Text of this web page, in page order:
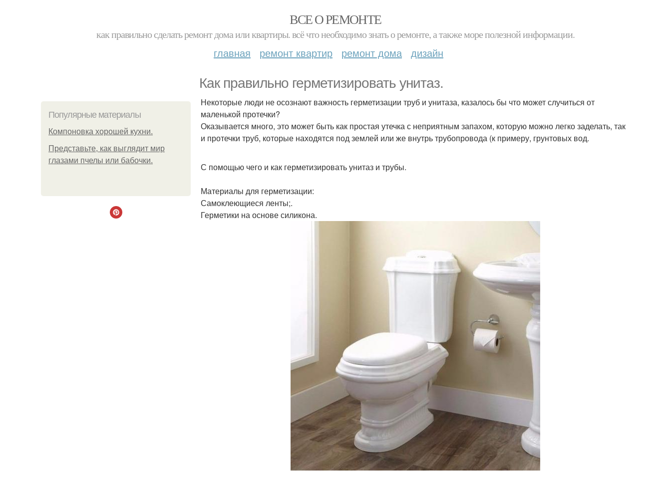
ВСЕ О РЕМОНТЕ
как правильно сделать ремонт дома или квартиры. всё что необходимо знать о ремонте, а также море полезной информации.
главная ремонт квартир ремонт дома дизайн
Как правильно герметизировать унитаз.
Популярные материалы
Компоновка хорошей кухни.
Представьте, как выглядит мир
глазами пчелы или бабочки.
Некоторые люди не осознают важность герметизации труб и унитаза, казалось бы что может случиться от
маленькой протечки?
Оказывается много, это может быть как простая утечка с неприятным запахом, которую можно легко заделать, так
и протечки труб, которые находятся под землей или же внутрь трубопровода (к примеру, грунтовых вод.
С помощью чего и как герметизировать унитаз и трубы.
Материалы для герметизации:
Самоклеющиеся ленты;.
Герметики на основе силикона.